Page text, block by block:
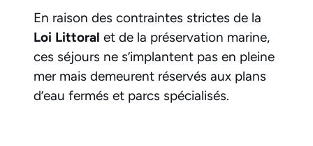
En raison des contraintes strictes de la
Loi Littoral et de la préservation marine,
ces séjours ne s’implantent pas en pleine
mer mais demeurent réservés aux plans
d’eau fermés et parcs spécialisés.